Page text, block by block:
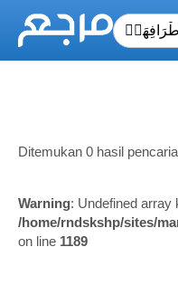
Ditemukan 0 hasil
Warning: Undefined array
/home/rndskshp/sites/
on line 1189